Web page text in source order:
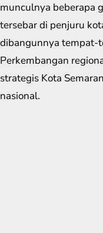
munculnya beberapa
tersebar di penjuru
dibangunnya tempat-
Perkembangan
strategis Kota
nasional.